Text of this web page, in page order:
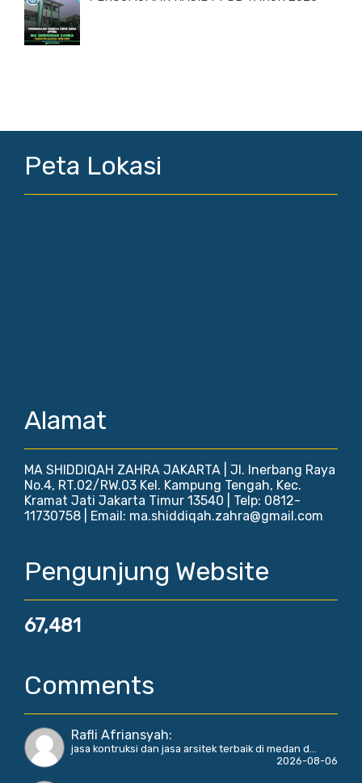
Peta Lokasi
Alamat
MA SHIDDIQAH ZAHRA JAKARTA | Jl. Inerbang Raya
No.4, RT.02/RW.03 Kel. Kampung Tengah, Kec.
Kramat Jati Jakarta Timur 13540 | Telp: 0812-
11730758 | Email: ma.shiddiqah.zahra@gmail.com
Pengunjung Website
67,481
Comments
Rafli Afriansyah:
jasa kontruksi dan jasa arsitek terbaik di medan d...
2026-08-06